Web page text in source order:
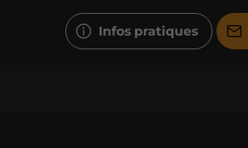
Infos pratiques